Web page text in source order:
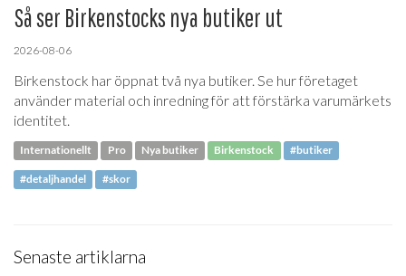
Så ser Birkenstocks nya butiker ut
2026-08-06
Birkenstock har öppnat två nya butiker. Se hur företaget
använder material och inredning för att förstärka varumärkets
identitet.
Internationellt Pro Nya butiker Birkenstock #butiker
#detaljhandel #skor
Senaste artiklarna